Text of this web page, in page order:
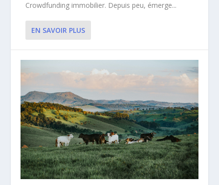
Crowdfunding immobilier. Depuis peu, émerge...
EN SAVOIR PLUS